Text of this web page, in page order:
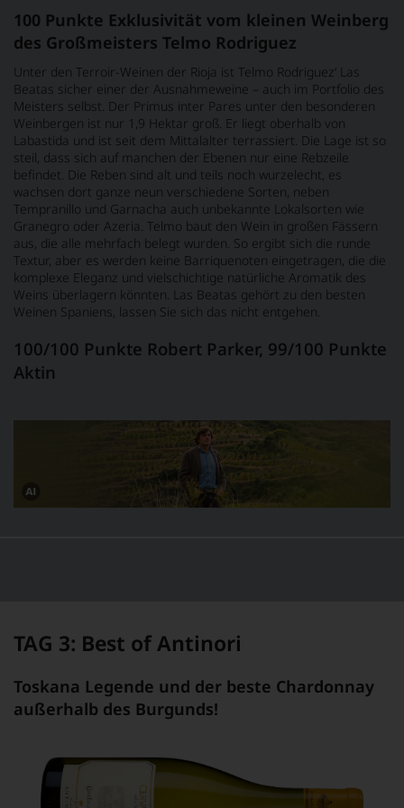
100 Punkte Exklusivität vom kleinen Weinberg
des Großmeisters Telmo Rodriguez
Unter den Terroir-Weinen der Rioja ist Telmo Rodriguez‘ Las
Beatas sicher einer der Ausnahmeweine – auch im Portfolio des
Meisters selbst. Der Primus inter Pares unter den besonderen
Weinbergen ist nur 1,9 Hektar groß. Er liegt oberhalb von
Labastida und ist seit dem Mittalalter terrassiert. Die Lage ist so
steil, dass sich auf manchen der Ebenen nur eine Rebzeile
befindet. Die Reben sind alt und teils noch wurzelecht, es
wachsen dort ganze neun verschiedene Sorten, neben
Tempranillo und Garnacha auch unbekannte Lokalsorten wie
Granegro oder Azeria. Telmo baut den Wein in großen Fässern
aus, die alle mehrfach belegt wurden. So ergibt sich die runde
Textur, aber es werden keine Barriquenoten eingetragen, die die
komplexe Eleganz und vielschichtige natürliche Aromatik des
Weins überlagern könnten. Las Beatas gehört zu den besten
Weinen Spaniens, lassen Sie sich das nicht entgehen.
100/100 Punkte Robert Parker, 99/100 Punkte
Aktin
Dieses
TAG 3: Best of Antinori
Toskana Legende und der beste Chardonnay
außerhalb des Burgunds!